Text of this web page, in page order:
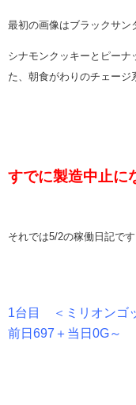
最初の画像はブラックサン
シナモンクッキーとピーナ
た、朝食がわりのチェージ
すでに製造中止に
それでは5/2の稼働日記です
1台目 ＜ミリオンゴ
前日697＋当日0G～